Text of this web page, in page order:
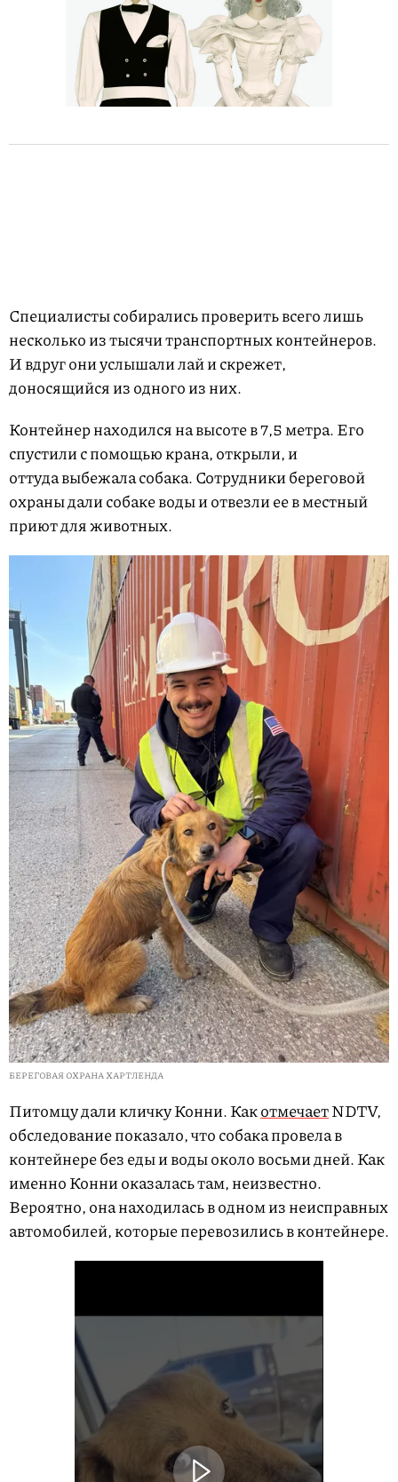
Специалисты собирались проверить всего лишь
несколько из тысячи транспортных контейнеров.
И вдруг они услышали лай и скрежет,
доносящийся из одного из них.
Контейнер находился на высоте в 7,5 метра. Его
спустили с помощью крана, открыли, и
оттуда выбежала собака. Сотрудники береговой
охраны дали собаке воды и отвезли ее в местный
приют для животных.
БЕРЕГОВАЯ ОХРАНА ХАРТЛЕНДА
Питомцу дали кличку Конни. КакотмечаетNDTV,
обследование показало, что собака провела в
контейнере без еды и воды около восьми дней. Как
именно Конни оказалась там, неизвестно.
Вероятно, она находилась в одном из неисправных
автомобилей, которые перевозились в контейнере.